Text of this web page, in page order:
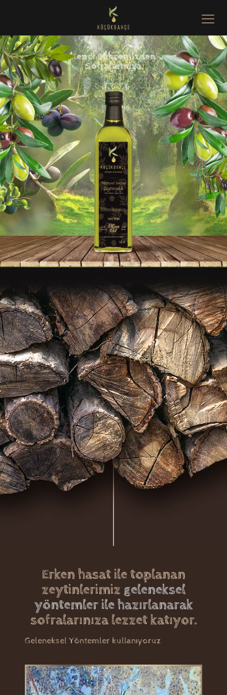
KendiBahçemizden
Sofralarınıza
Erken hasat ile toplanan
zeytinlerimiz geleneksel
yöntemler ile hazırlanarak
sofralarınıza lezzet katıyor.
Geleneksel Yöntemler kullanıyoruz